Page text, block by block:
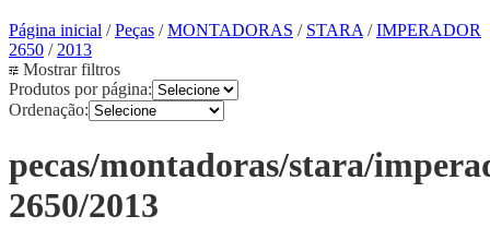
Página inicial /Peças /MONTADORAS / STARA/IMPERADOR
2650 /2013
Mostrar filtros
Produtos por página:
Ordenação:
pecas/montadoras/stara/
2650/2013